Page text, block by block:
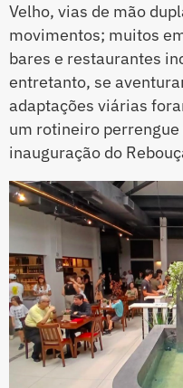
Velho, vias de mão
movimentos; muitos
bares e restaurantes
entretanto, se
adaptações viárias
um rotineiro
inauguração do